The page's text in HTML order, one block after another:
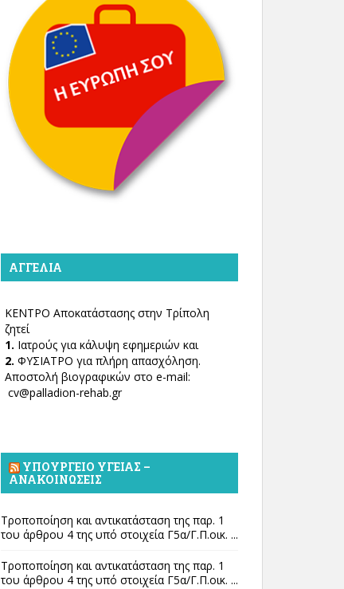
ΑΓΓΕΛΊΑ
ΚΕΝΤΡΟ Αποκατάστασης στην Τρίπολη
ζητεί
1. Ιατρούς για κάλυψη εφημεριών και
2. ΦΥΣΙΑΤΡΟ για πλήρη απασχόληση.
Αποστολή βιογραφικών στο e-mail:
cv@palladion-rehab.gr
ΥΠΟΥΡΓΕΊΟ ΥΓΕΊΑΣ –
ΑΝΑΚΟΙΝΏΣΕΙΣ
Τροποποίηση και αντικατάσταση της παρ. 1
του άρθρου 4 της υπό στοιχεία Γ5α/Γ.Π.οικ. ...
Τροποποίηση και αντικατάσταση της παρ. 1
του άρθρου 4 της υπό στοιχεία Γ5α/Γ.Π.οικ. ...